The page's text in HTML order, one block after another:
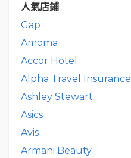
人氣店鋪
Gap
Amoma
Accor Hotel
Alpha Travel Insurance
Ashley Stewart
Asics
Avis
Armani Beauty